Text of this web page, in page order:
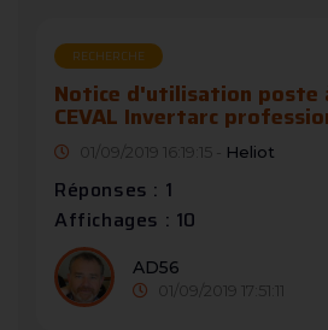
RECHERCHE
Notice d'utilisation poste
CEVAL Invertarc
01/09/2019 16:19:15 - Heliot
Réponses : 1
Affichages : 10
AD56
01/09/2019 17:51:11